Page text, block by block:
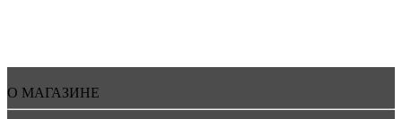
О МАГАЗИНЕ